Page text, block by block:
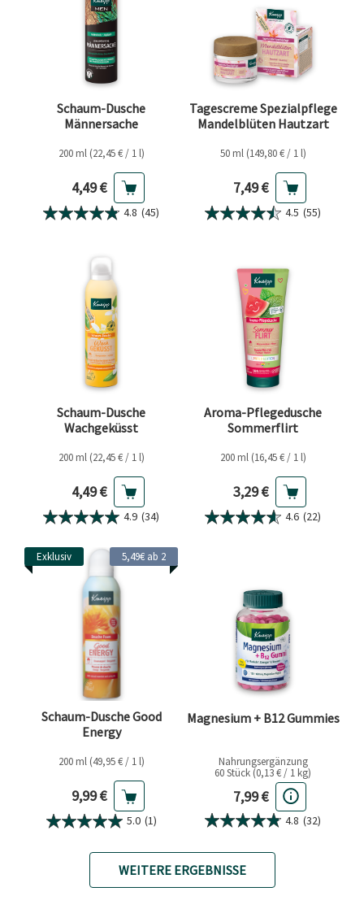
Schaum-Dusche
Männersache
200 ml (22,45 € / 1 l)
Aktueller Preis
4,49 €
4.8 (45)
Tagescreme Spezialpflege
Mandelblüten Hautzart
50 ml (149,80 € / 1 l)
Aktueller Preis
7,49 €
4.5 (55)
Schaum-Dusche
Wachgeküsst
200 ml (22,45 € / 1 l)
Aktueller Preis
4,49 €
4.9 (34)
Aroma-Pflegedusche
Sommerflirt
200 ml (16,45 € / 1 l)
Aktueller Preis
3,29 €
4.6 (22)
5,49€ ab 2
Exklusiv
Schaum-Dusche Good
Energy
200 ml (49,95 € / 1 l)
Aktueller Preis
9,99 €
5.0 (1)
Magnesium + B12 Gummies
Nahrungsergänzung
60 Stück (0,13 € / 1 kg)
Aktueller Preis
7,99 €
4.8 (32)
WEITERE ERGEBNISSE